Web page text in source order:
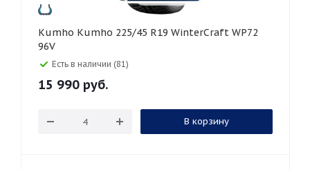
Kumho Kumho 225/45 R19 WinterCraft WP72
96V
Есть в наличии (81)
15 990 руб.
В корзину